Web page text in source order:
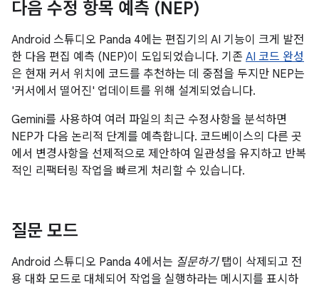
다음 수정 항목 예측 (NEP)
Android 스튜디오 Panda 4에는 편집기의 AI 기능이 크게 발전
한 다음 편집 예측 (NEP)이 도입되었습니다. 기존 AI 코드 완성
은 현재 커서 위치에 코드를 추천하는 데 중점을 두지만 NEP는
'커서에서 떨어진' 업데이트를 위해 설계되었습니다.
Gemini를 사용하여 여러 파일의 최근 수정사항을 분석하면
NEP가 다음 논리적 단계를 예측합니다. 코드베이스의 다른 곳
에서 변경사항을 선제적으로 제안하여 일관성을 유지하고 반복
적인 리팩터링 작업을 빠르게 처리할 수 있습니다.
질문 모드
Android 스튜디오 Panda 4에서는 질문하기탭이 삭제되고 전
용 대화 모드로 대체되어 작업을 실행하라는 메시지를 표시하